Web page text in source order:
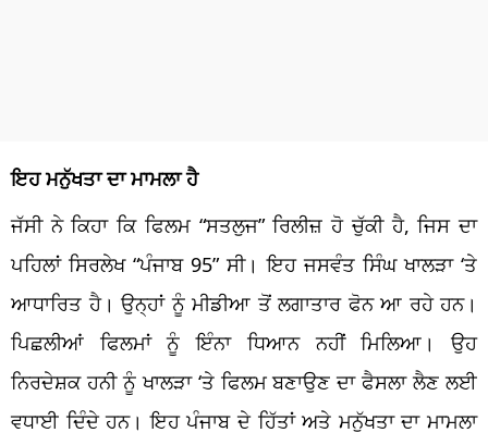
ਇਹ ਮਨੁੱਖਤਾ ਦਾ ਮਾਮਲਾ ਹੈ
ਜੱਸੀ ਨੇ ਕਿਹਾ ਕਿ ਫਿਲਮ “ਸਤਲੁਜ” ਰਿਲੀਜ਼ ਹੋ ਚੁੱਕੀ ਹੈ, ਜਿਸ ਦਾ
ਪਹਿਲਾਂ ਸਿਰਲੇਖ “ਪੰਜਾਬ 95” ਸੀ। ਇਹ ਜਸਵੰਤ ਸਿੰਘ ਖਾਲੜਾ ‘ਤੇ
ਆਧਾਰਿਤ ਹੈ। ਉਨ੍ਹਾਂ ਨੂੰ ਮੀਡੀਆ ਤੋਂ ਲਗਾਤਾਰ ਫੋਨ ਆ ਰਹੇ ਹਨ।
ਪਿਛਲੀਆਂ ਫਿਲਮਾਂ ਨੂੰ ਇੰਨਾ ਧਿਆਨ ਨਹੀਂ ਮਿਲਿਆ। ਉਹ
ਨਿਰਦੇਸ਼ਕ ਹਨੀ ਨੂੰ ਖਾਲੜਾ ‘ਤੇ ਫਿਲਮ ਬਣਾਉਣ ਦਾ ਫੈਸਲਾ ਲੈਣ ਲਈ
ਵਧਾਈ ਦਿੰਦੇ ਹਨ। ਇਹ ਪੰਜਾਬ ਦੇ ਹਿੱਤਾਂ ਅਤੇ ਮਨੁੱਖਤਾ ਦਾ ਮਾਮਲਾ